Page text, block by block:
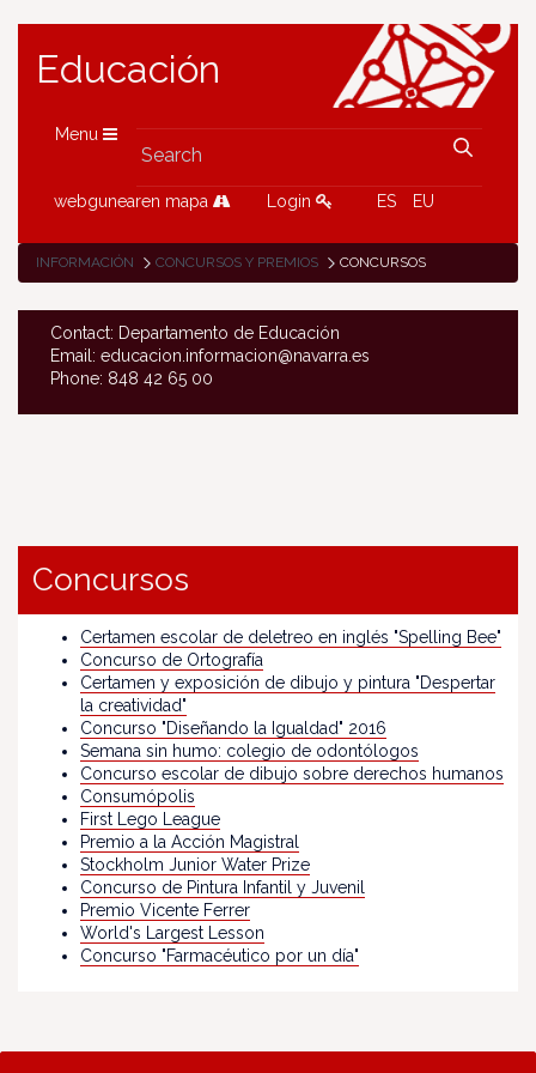
Educación
Menu
webgunearen mapa Login ES EU
INFORMACIÓN CONCURSOS Y PREMIOS CONCURSOS
Contact: Departamento de Educación
Email: educacion.informacion@navarra.es
Phone: 848 42 65 00
Concursos
Certamen escolar de deletreo en inglés "Spelling Bee"
Concurso de Ortografía
Certamen y exposición de dibujo y pintura "Despertar
la creatividad"
Concurso "Diseñando la Igualdad" 2016
Semana sin humo: colegio de odontólogos
Concurso escolar de dibujo sobre derechos humanos
Consumópolis
First Lego League
Premio a la Acción Magistral
Stockholm Junior Water Prize
Concurso de Pintura Infantil y Juvenil
Premio Vicente Ferrer
World's Largest Lesson
Concurso "Farmacéutico por un día"